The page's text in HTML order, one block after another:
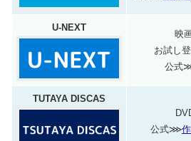
U-NEXT
映
お試し
公式
TUTAYA DISCAS
公式⋙